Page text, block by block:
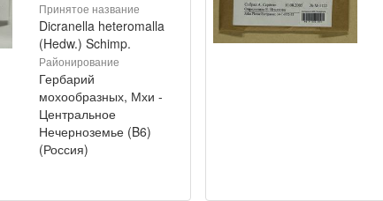
Принятое название
Dicranella heteromalla
(Hedw.) Schimp.
Районирование
Гербарий
мохообразных, Мхи -
Центральное
Нечерноземье (B6)
(Россия)